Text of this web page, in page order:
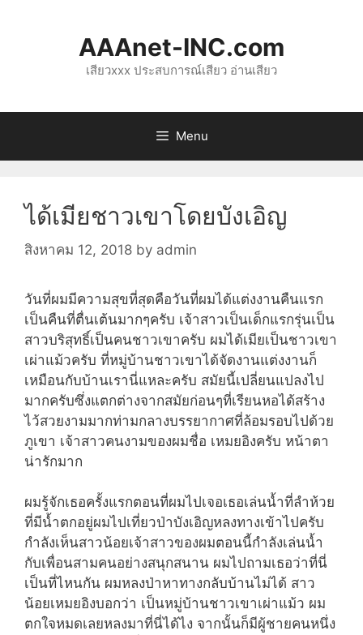
AAAnet-INC.com
เสียวxxx ประสบการณ์เสียว อ่านเสียว
Menu
ได้เมียชาวเขาโดยบังเอิญ
สิงหาคม 12, 2018 by admin
วันที่ผมมีความสุขที่สุดคือวันที่ผมได้แต่งงานคืนแรก
เป็นคืนที่ตื่นเต้นมากๆครับ เจ้าสาวเป็นเด็กแรกรุ่นเป็น
สาวบริสุทธิ์เป็นคนชาวเขาครับ ผมได้เมียเป็นชาวเขา
เผ่าแม้วครับ ที่หมู่บ้านชาวเขาได้จัดงานแต่งงานก็
เหมือนกับบ้านเรานี่แหละครับ สมัยนี้เปลี่ยนแปลงไป
มากครับซึ่งแตกต่างจากสมัยก่อนๆที่เรียนหอได้สร้าง
ไว้สวยงามมากท่ามกลางบรรยากาศที่ล้อมรอบไปด้วย
ภูเขา เจ้าสาวคนงามของผมชื่อ เหมยอิงครับ หน้าตา
น่ารักมาก
ผมรู้จักเธอครั้งแรกตอนที่ผมไปเจอเธอเล่นน้ำที่ลำห้วย
ที่มีน้ำตกอยู่ผมไปเที่ยวป่าบังเอิญหลงทางเข้าไปครับ
กำลังเห็นสาวน้อยเจ้าสาวของผมตอนนี้กำลังเล่นน้ำ
กับเพื่อนสามคนอย่างสนุกสนาน ผมไปถามเธอว่าที่นี่
เป็นที่ไหนกัน ผมหลงป่าหาทางกลับบ้านไม่ได้ สาว
น้อยเหมยอิงบอกว่า เป็นหมู่บ้านชาวเขาเผ่าแม้ว ผม
ตกใจหมดเลยหลงมาที่นี่ได้ไง จากนั้นก็มีผู้ชายคนหนึ่ง